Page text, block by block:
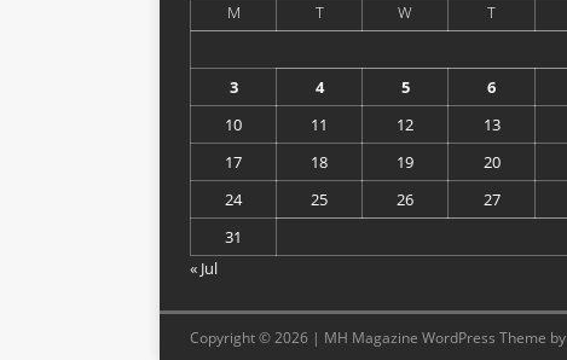
M
T W T
3
4 5 6
10
11 12 13
17
18 19 20
24
25 26 27
31
« Jul
Copyright © 2026 | MH Magazine WordPress Theme by